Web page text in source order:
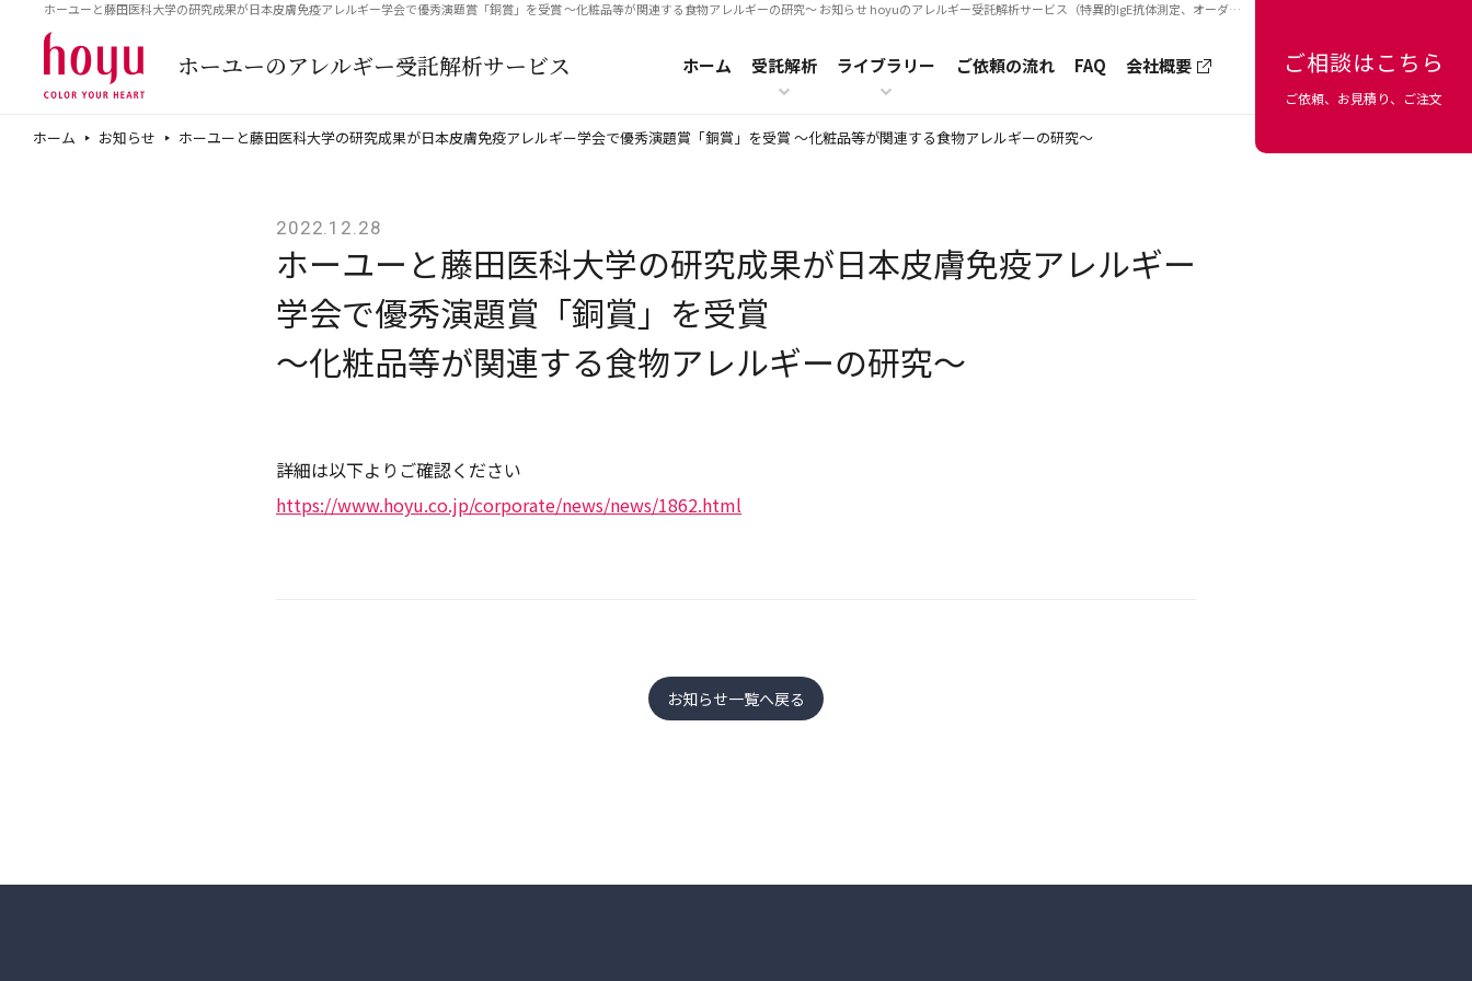
ホーユーと藤田医科大学の研究成果が日本皮膚免疫アレルギー学会で優秀演題賞「銅賞」を受賞～化粧品等が関連する食物アレルギーの研究～ お知らせ hoyuのアレルギー受託解析サービス（特異的IgE抗体測定、オーダーメイド解析）
ホーユーのアレルギー受託解析サービス ホーム 受託解析 ライブラリー ご依頼の流れ FAQ 会社概要 ご相談はこちら
ご依頼、お見積り、ご注文
ホーム お知らせ ホーユーと藤田医科大学の研究成果が日本皮膚免疫アレルギー学会で優秀演題賞「銅賞」を受賞 ～化粧品等が関連する食物アレルギーの研究～
2022.12.28
ホーユーと藤田医科大学の研究成果が日本皮膚免疫アレルギー
学会で優秀演題賞「銅賞」を受賞
～化粧品等が関連する食物アレルギーの研究～
詳細は以下よりご確認ください
https://www.hoyu.co.jp/corporate/news/news/1862.html
お知らせ一覧へ戻る